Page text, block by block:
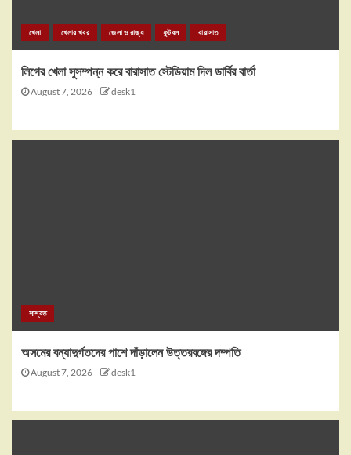
খেলা খেলার খবর জেলা ও রাজ্য ফুটবল বারাসাত
লিগের খেলা সুসম্পন্ন করে বারাসাত স্টেডিয়াম দিল ডার্বির বার্তা
August 7, 2026 desk1
শাশ্বত
অসমের বন্যাদুর্গতদের পাশে দাঁড়ালেন উত্তরবঙ্গের দম্পতি
August 7, 2026 desk1